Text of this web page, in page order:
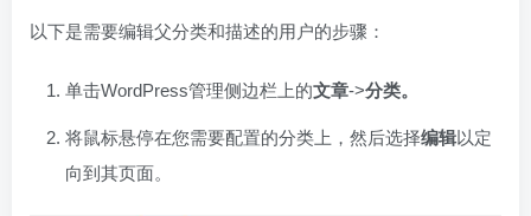
以下是需要编辑父分类和描述的用户的步骤：
单击WordPress管理侧边栏上的文章->分类。
将鼠标悬停在您需要配置的分类上，然后选择编辑以定
向到其页面。